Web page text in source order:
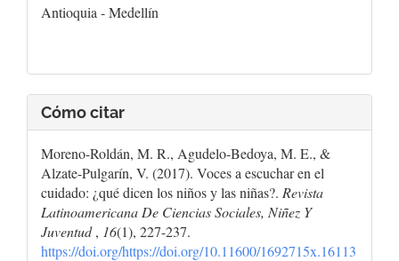
Antioquia - Medellín
Cómo citar
Moreno-Roldán, M. R., Agudelo-Bedoya, M. E., &
Alzate-Pulgarín, V. (2017). Voces a escuchar en el
cuidado: ¿qué dicen los niños y las niñas?. Revista
Latinoamericana De Ciencias Sociales, Niñez Y
Juventud, 16(1), 227-237.
https://doi.org/https://doi.org/10.11600/1692715x.16113